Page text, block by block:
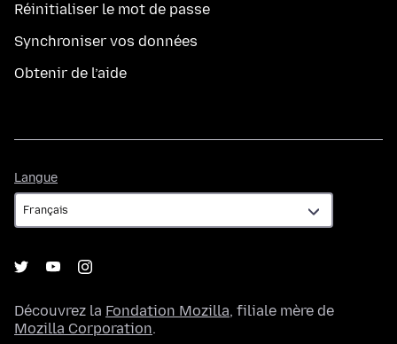
Réinitialiser le mot de passe
Synchroniser vos données
Obtenir de l’aide
Langue
Découvrez la Fondation Mozilla, filiale mère de
Mozilla Corporation.